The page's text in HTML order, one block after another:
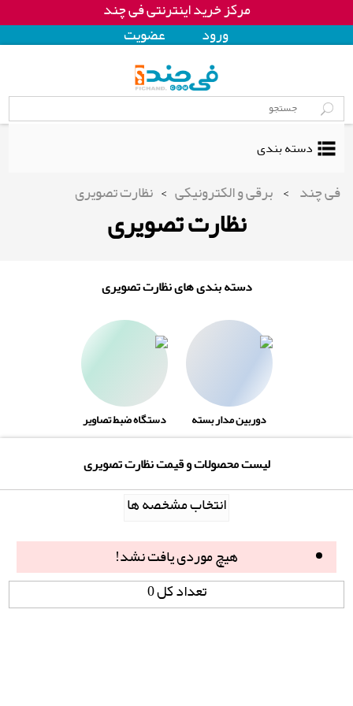
مرکز خرید اینترنتی فی چند
ورود
عضويت
دسته بندی
فی چند > برقی و الکترونیکی > نظارت تصویری
نظارت تصویری
دسته بندی های نظارت تصویری
دوربین مدار بسته دستگاه ضبط تصاویر
لیست محصولات و قیمت نظارت تصویری
انتخاب مشخصه ها
هیچ موردی یافت نشد!
تعداد کل 0